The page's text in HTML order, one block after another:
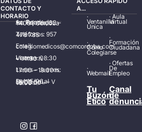
CONTACTO Y
HORARIO
Av. Ronda de los Tejares, 32 – 14001 Córdoba
Teléfonos: 957 478 785
Email: colegiomedicos@comcordoba.com
Lunes – Viernes: 08:30 – 14:30 h.
Lunes – Jueves: 17:00 – 19:30 h.
Del 15/06 al 15/09 de L – V de 08:00 – 15:00 h.
A...
·
Ventanilla
Única
·
Cómo
Colegiarse
·
Webmail
·Aula
Virtual
·
Formación
Ciudadana
·Ofertas
De
Empleo
Tu
Buzón
Ético
Canal
de